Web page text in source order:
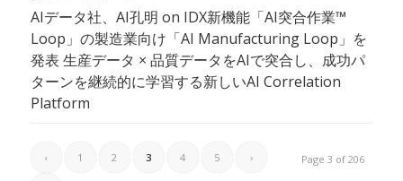
AIデータ社、AI孔明 on IDX新機能「AI突合作業™
Loop」の製造業向け「AI Manufacturing Loop」を
発表 生産データ × 品質データをAIで突合し、成功パ
ターンを継続的に学習する新しいAI Correlation
Platform
Page 3 of 206
‹ 1 2 3 4 5 ›